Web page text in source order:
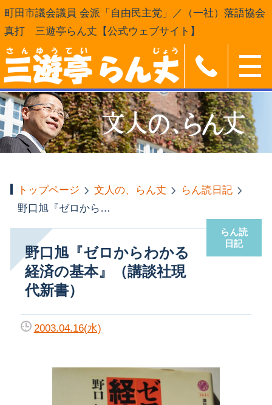
町田市議会議員 会派「自由民主党」／（一社）落語協会
真打 三遊亭らん丈【公式ウェブサイト】
トップページ 文人の、らん丈
らん読日記
野口旭『ゼロからわかる経済の基本』（講談社現代新書）
野口旭『ゼロからわかる
経済の基本』（講談社現
代新書）
らん読
日記
2003.04.16(水)